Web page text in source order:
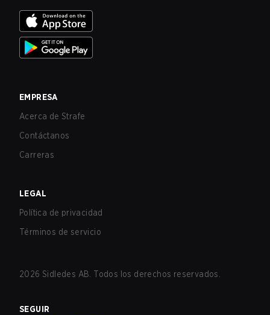
EMPRESA
Acerca de Strafe
Contáctanos
Carreras
LEGAL
Política de privacidad
Términos de servicio
2026 Sidledes AB. Todos los derechos reservados.
SEGUIR